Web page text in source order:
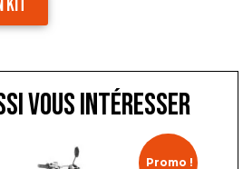
KIT
vous intéresser
Promo !